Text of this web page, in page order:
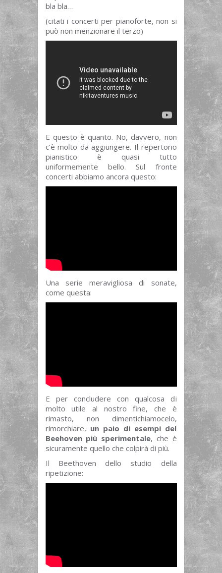
bla bla…
(citati i concerti per pianoforte, non si
può non menzionare il terzo)
E questo è quanto. No, davvero, non
c’è molto da aggiungere. Il repertorio
pianistico è quasi tutto
uniformemente bello. Sul fronte
concerti abbiamo ancora questo:
Una serie meravigliosa di sonate,
come questa:
E per concludere con qualcosa di
molto utile al nostro fine, che è
rimasto, non dimentichiamocelo,
rimorchiare, un paio di esempi del
Beehoven più sperimentale, che è
sicuramente quello che colpirà di più.
Il Beethoven dello studio della
ripetizione: